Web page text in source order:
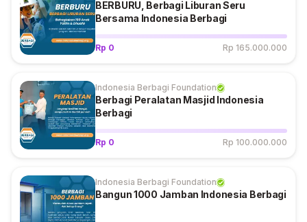
BERBURU, Berbagi Liburan Seru
Bersama Indonesia Berbagi
Rp 0 Rp 165.000.000
Indonesia Berbagi Foundation
Berbagi Peralatan Masjid Indonesia
Berbagi
Rp 0 Rp 100.000.000
Indonesia Berbagi Foundation
Bangun 1000 Jamban Indonesia Berbagi